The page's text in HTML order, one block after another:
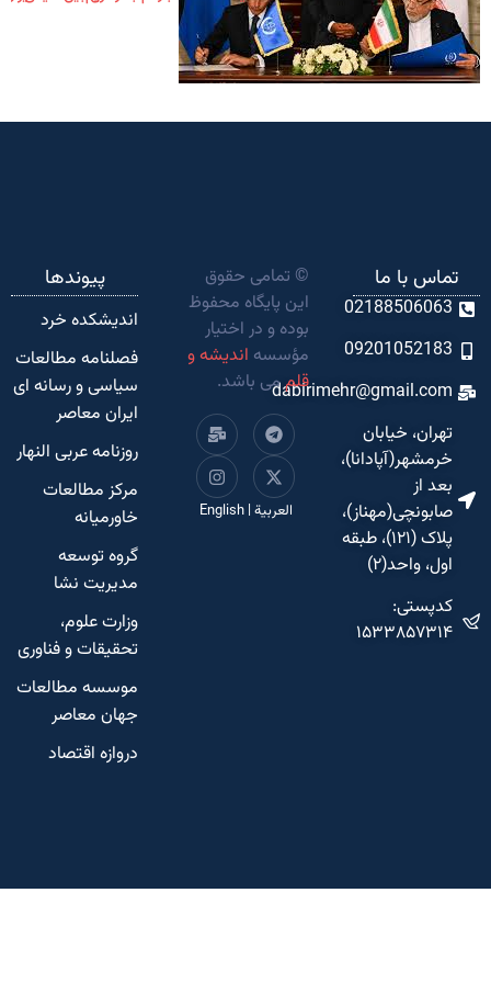
تماس با ما
02188506063
09201052183
dabirimehr@gmail.com
تهران، خیابان
خرمشهر(آپادانا)،
بعد از
صابونچی(مهناز)،
پلاک (۱۲۱)، طبقه
اول، واحد(۲)
کدپستی:
۱۵۳۳۸۵۷۳۱۴
© تمامی حقوق
این پایگاه محفوظ
بوده و در اختیار
مؤسسه اندیشه و
قلممی باشد.
العربية|
English
پیوندها
اندیشکده‌ خرد
فصلنامه مطالعات
سیاسی و رسانه ای
ایران معاصر
روزنامه عربی النهار
مرکز مطالعات
خاورمیانه
گروه توسعه
مدیریت نشا
وزارت علوم،
تحقیقات و فناوری
موسسه مطالعات
جهان معاصر
دروازه اقتصاد